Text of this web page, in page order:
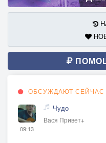
ОБСУЖДАЮТ СЕЙЧАС
09:13
Чудо
Вася Привет+